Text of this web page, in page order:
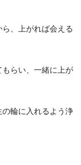
、上がれば会える
らい、一緒に上が
輪に入れるよう浄